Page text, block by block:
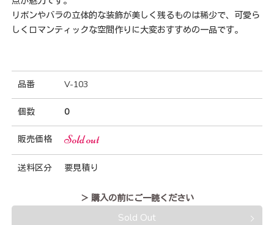
リボンやバラの立体的な装飾が美しく残るものは稀少で、可愛ら
しくロマンティックな空間作りに大変おすすめの一品です。
品番 V-103
個数 0
販売価格 Sold out
送料区分 要見積り
＞ 購入の前にご一読ください
Sold Out